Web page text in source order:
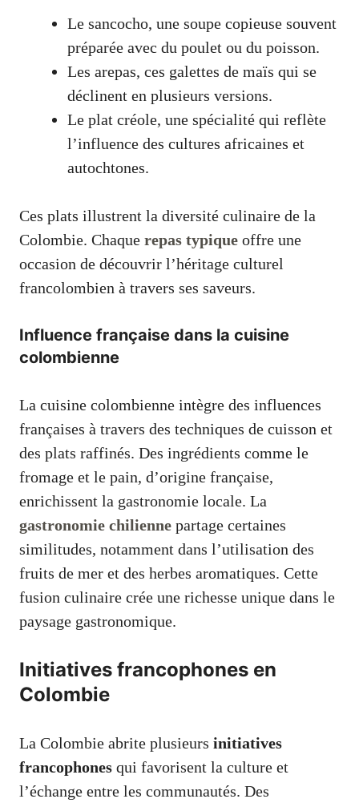
Le sancocho, une soupe copieuse souvent
préparée avec du poulet ou du poisson.
Les arepas, ces galettes de maïs qui se
déclinent en plusieurs versions.
Le plat créole, une spécialité qui reflète
l’influence des cultures africaines et
autochtones.
Ces plats illustrent la diversité culinaire de la
Colombie. Chaque repas typique offre une
occasion de découvrir l’héritage culturel
francolombien à travers ses saveurs.
Influence française dans la cuisine
colombienne
La cuisine colombienne intègre des influences
françaises à travers des techniques de cuisson et
des plats raffinés. Des ingrédients comme le
fromage et le pain, d’origine française,
enrichissent la gastronomie locale. La
gastronomie chilienne partage certaines
similitudes, notamment dans l’utilisation des
fruits de mer et des herbes aromatiques. Cette
fusion culinaire crée une richesse unique dans le
paysage gastronomique.
Initiatives francophones en
Colombie
La Colombie abrite plusieurs initiatives
francophones qui favorisent la culture et
l’échange entre les communautés. Des